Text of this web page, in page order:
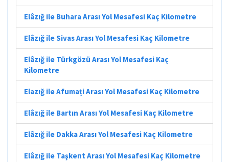
Elâzığ ile Buhara Arası Yol Mesafesi Kaç Kilometre
Elâzığ ile Sivas Arası Yol Mesafesi Kaç Kilometre
Elâzığ ile Türkgözü Arası Yol Mesafesi Kaç
Kilometre
Elazığ ile Afumați Arası Yol Mesafesi Kaç Kilometre
Elâzığ ile Bartın Arası Yol Mesafesi Kaç Kilometre
Elâzığ ile Dakka Arası Yol Mesafesi Kaç Kilometre
Elâzığ ile Taşkent Arası Yol Mesafesi Kaç Kilometre